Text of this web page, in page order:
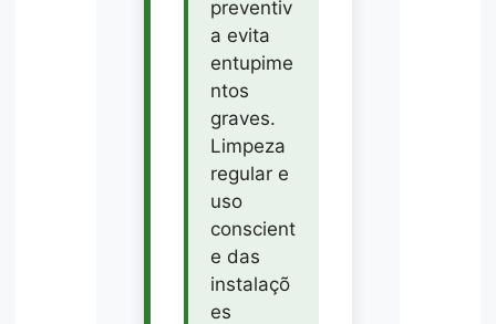
preventiv
a evita
entupime
ntos
graves.
Limpeza
regular e
uso
conscient
e das
instalaçõ
es